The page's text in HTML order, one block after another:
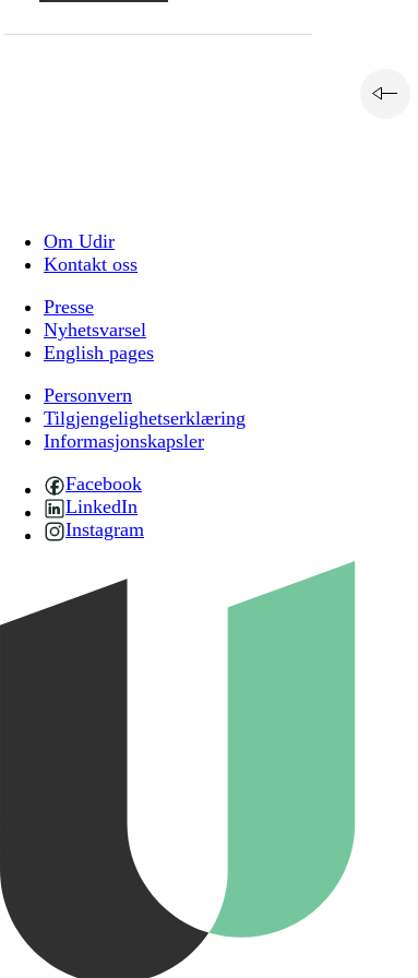
Om Udir
Kontakt oss
Presse
Nyhetsvarsel
English pages
Personvern
Tilgjengelighetserklæring
Informasjonskapsler
Facebook
LinkedIn
Instagram